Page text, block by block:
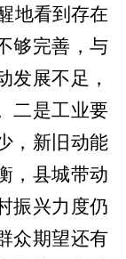
地看到存在
够完善，与
发展不足，
二是工业要
，新旧动能
，县城带动
振兴力度仍
众期望还有